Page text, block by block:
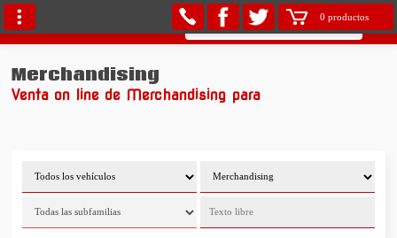
0 productos
Merchandising
Venta on line de Merchandising para